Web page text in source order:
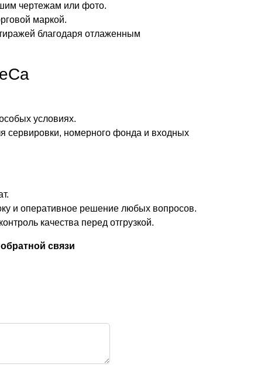
чертежам или фото.
маркой.
благодаря отлаженным
условиях.
сервировки, номерного фонда и входных
и оперативное решение любых вопросов.
качества перед отгрузкой.
связи